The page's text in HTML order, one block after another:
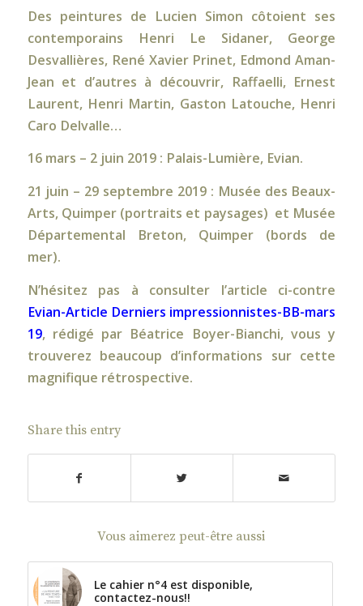
Des peintures de Lucien Simon côtoient ses
contemporains Henri Le Sidaner, George
Desvallières, René Xavier Prinet, Edmond Aman-
Jean et d’autres à découvrir, Raffaelli, Ernest
Laurent, Henri Martin, Gaston Latouche, Henri
Caro Delvalle…
16 mars – 2 juin 2019 : Palais-Lumière, Evian.
21 juin – 29 septembre 2019 : Musée des Beaux-
Arts, Quimper (portraits et paysages) et Musée
Départemental Breton, Quimper (bords de
mer).
N’hésitez pas à consulter l’article ci-contre
Evian-Article Derniers impressionnistes-BB-mars
19, rédigé par Béatrice Boyer-Bianchi, vous y
trouverez beaucoup d’informations sur cette
magnifique rétrospective.
Share this entry
Vous aimerez peut-être aussi
Le cahier n°4 est disponible,
contactez-nous!!